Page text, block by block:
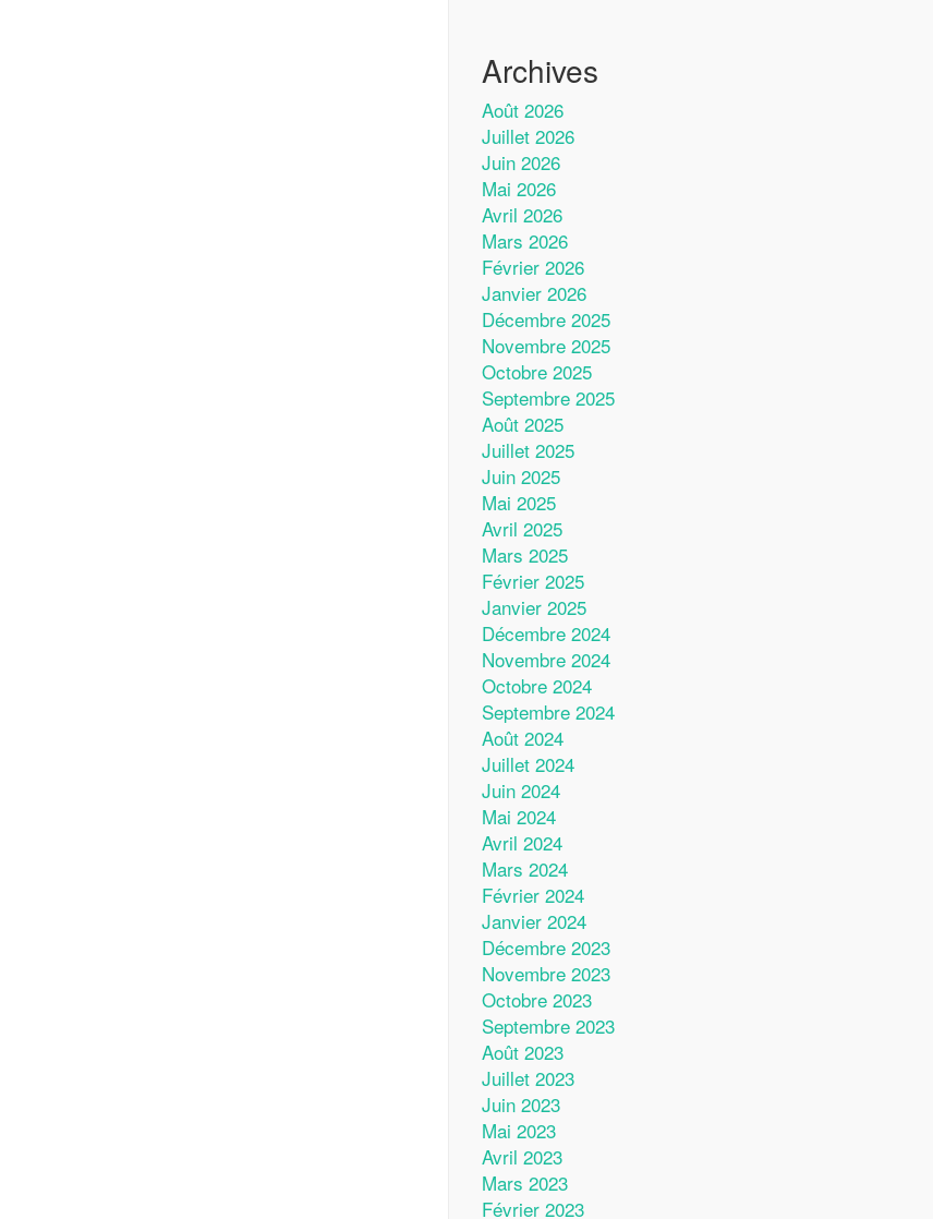
Archives
Août 2026
Juillet 2026
Juin 2026
Mai 2026
Avril 2026
Mars 2026
Février 2026
Janvier 2026
Décembre 2025
Novembre 2025
Octobre 2025
Septembre 2025
Août 2025
Juillet 2025
Juin 2025
Mai 2025
Avril 2025
Mars 2025
Février 2025
Janvier 2025
Décembre 2024
Novembre 2024
Octobre 2024
Septembre 2024
Août 2024
Juillet 2024
Juin 2024
Mai 2024
Avril 2024
Mars 2024
Février 2024
Janvier 2024
Décembre 2023
Novembre 2023
Octobre 2023
Septembre 2023
Août 2023
Juillet 2023
Juin 2023
Mai 2023
Avril 2023
Mars 2023
Février 2023